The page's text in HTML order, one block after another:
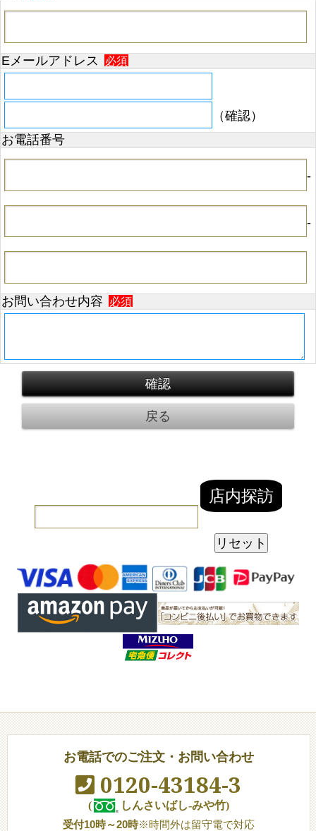
Eメールアドレス 必須
（確認）
お電話番号
-
-
お問い合わせ内容 必須
お電話でのご注文・お問い合わせ
0120-43184-3
(
しんさいばし-みや竹)
受付10時～20時※時間外は留守電で対応